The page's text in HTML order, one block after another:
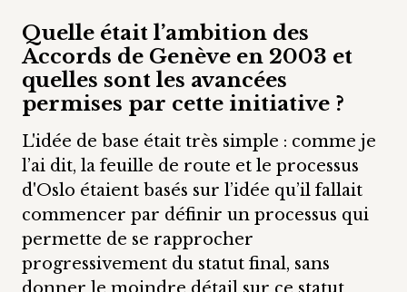
Quelle était l’ambition des
Accords de Genève en 2003 et
quelles sont les avancées
permises par cette initiative ?
L'idée de base était très simple : comme je
l’ai dit, la feuille de route et le processus
d'Oslo étaient basés sur l’idée qu’il fallait
commencer par définir un processus qui
permette de se rapprocher
progressivement du statut final, sans